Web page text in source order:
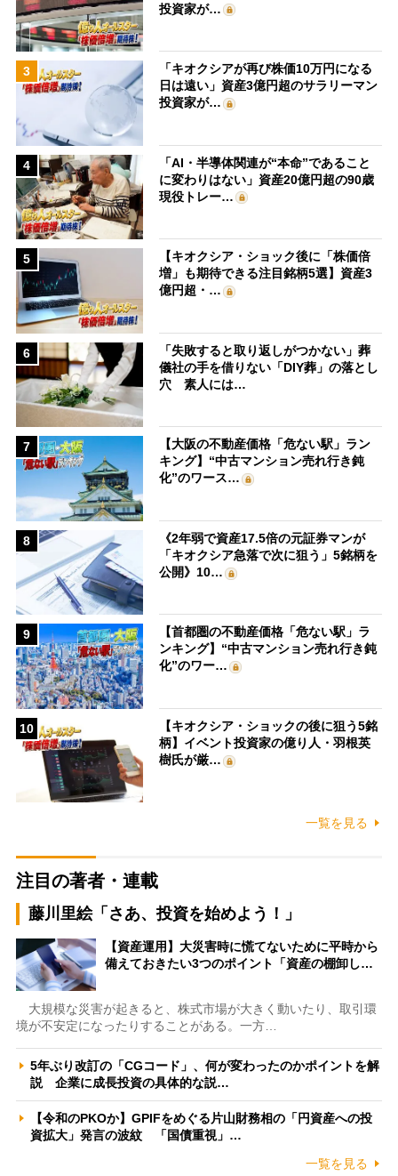
投資家が…
3
「キオクシアが再び株価10万円になる
日は遠い」資産3億円超のサラリーマン
投資家が…
4
「AI・半導体関連が“本命”であること
に変わりはない」資産20億円超の90歳
現役トレー…
5
【キオクシア・ショック後に「株価倍
増」も期待できる注目銘柄5選】資産3
億円超・…
6
「失敗すると取り返しがつかない」葬
儀社の手を借りない「DIY葬」の落とし
穴 素人には…
7
【大阪の不動産価格「危ない駅」ラン
キング】“中古マンション売れ行き鈍
化”のワース…
8
《2年弱で資産17.5倍の元証券マンが
「キオクシア急落で次に狙う」5銘柄を
公開》10…
9
【首都圏の不動産価格「危ない駅」ラ
ンキング】“中古マンション売れ行き鈍
化”のワー…
10
【キオクシア・ショックの後に狙う5銘
柄】イベント投資家の億り人・羽根英
樹氏が厳…
一覧を見る
注目の著者・連載
藤川里絵「さあ、投資を始めよう！」
【資産運用】大災害時に慌てないために平時から
備えておきたい3つのポイント「資産の棚卸し…
大規模な災害が起きると、株式市場が大きく動いたり、取引環
境が不安定になったりすることがある。一方…
5年ぶり改訂の「CGコード」、何が変わったのかポイントを解
説 企業に成長投資の具体的な説…
【令和のPKOか】GPIFをめぐる片山財務相の「円資産への投
資拡大」発言の波紋 「国債重視」…
一覧を見る